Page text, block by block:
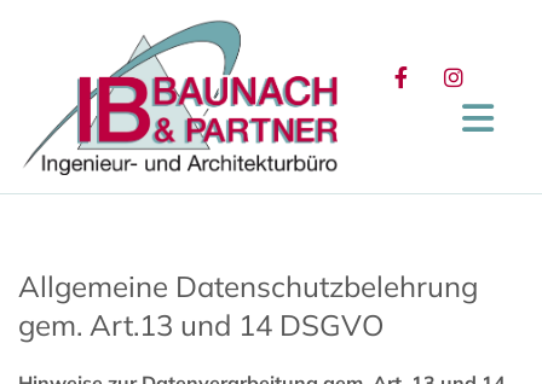
Allgemeine Datenschutzbelehrung
gem. Art.13 und 14 DSGVO